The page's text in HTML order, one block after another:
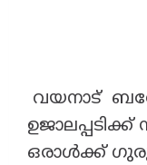
വയനാട്
ഒരാൾക്ക്